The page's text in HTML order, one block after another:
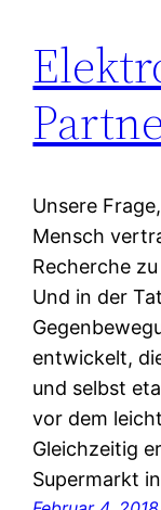
Unsere
Mensch
Recherche
Und in der
entwickelt,
und selbst
vor dem
Gleichzeitig
Supermarkt